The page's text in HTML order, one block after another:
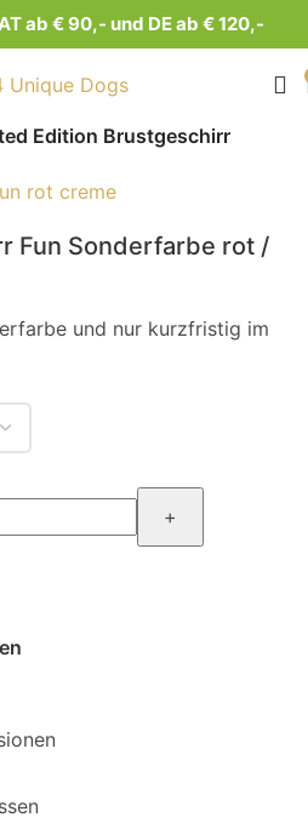
ab € 90,- und DE ab € 120,-
Edition Brustgeschirr
Fun Sonderfarbe rot /
und nur kurzfristig im
+